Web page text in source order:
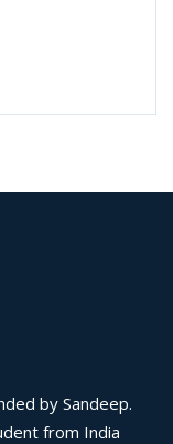
by Sandeep.
from India